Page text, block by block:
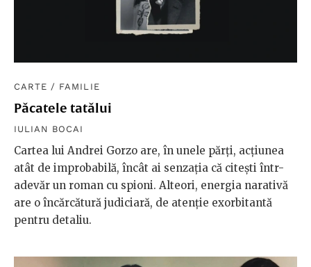
CARTE / FAMILIE
Păcatele tatălui
IULIAN BOCAI
Cartea lui Andrei Gorzo are, în unele părți, acțiunea
atât de improbabilă, încât ai senzația că citești într-
adevăr un roman cu spioni. Alteori, energia narativă
are o încărcătură judiciară, de atenție exorbitantă
pentru detaliu.